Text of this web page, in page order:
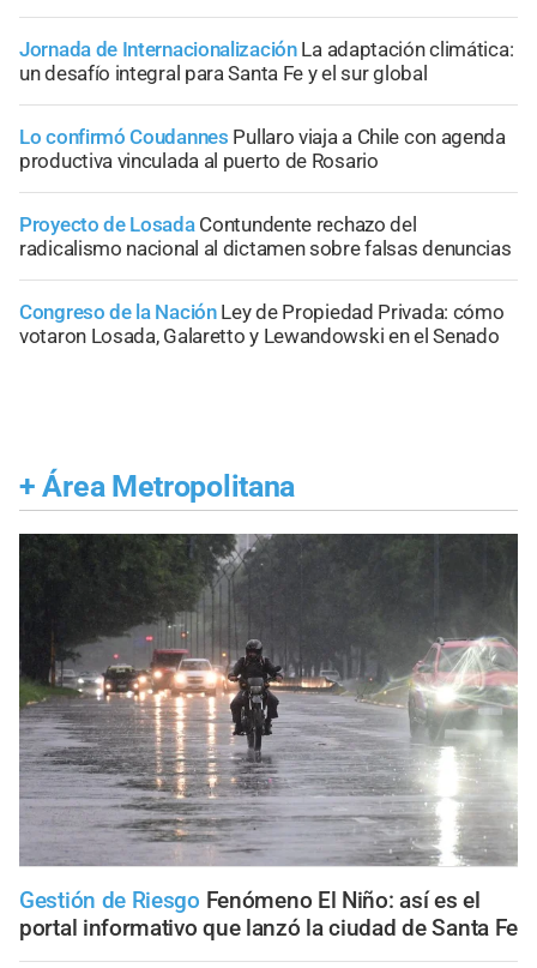
Jornada de Internacionalización La adaptación climática:
un desafío integral para Santa Fe y el sur global
Lo confirmó Coudannes Pullaro viaja a Chile con agenda
productiva vinculada al puerto de Rosario
Proyecto de Losada Contundente rechazo del
radicalismo nacional al dictamen sobre falsas denuncias
Congreso de la Nación Ley de Propiedad Privada: cómo
votaron Losada, Galaretto y Lewandowski en el Senado
+ Área Metropolitana
Gestión de Riesgo Fenómeno El Niño: así es el
portal informativo que lanzó la ciudad de Santa Fe